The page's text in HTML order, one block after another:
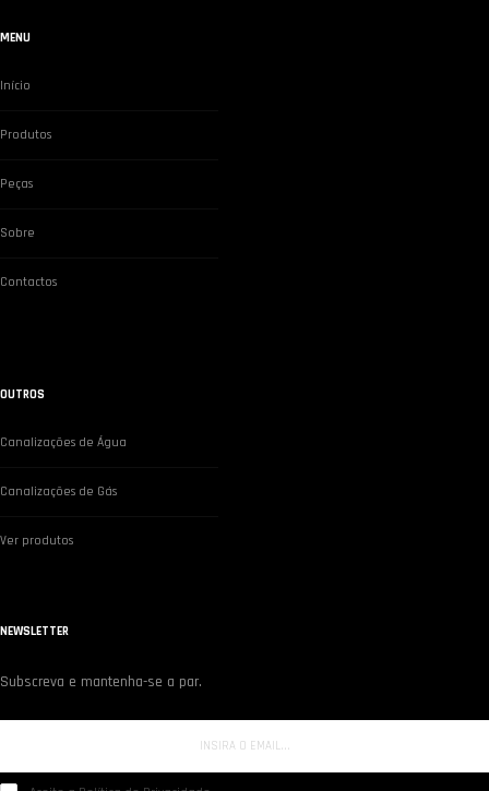
MENU
Início
Produtos
Peças
Sobre
Contactos
OUTROS
Canalizações de Água
Canalizações de Gás
Ver produtos
NEWSLETTER
Subscreva e mantenha-se a par.